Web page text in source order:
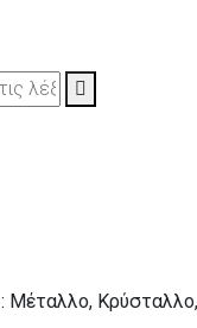
Μέταλλο,